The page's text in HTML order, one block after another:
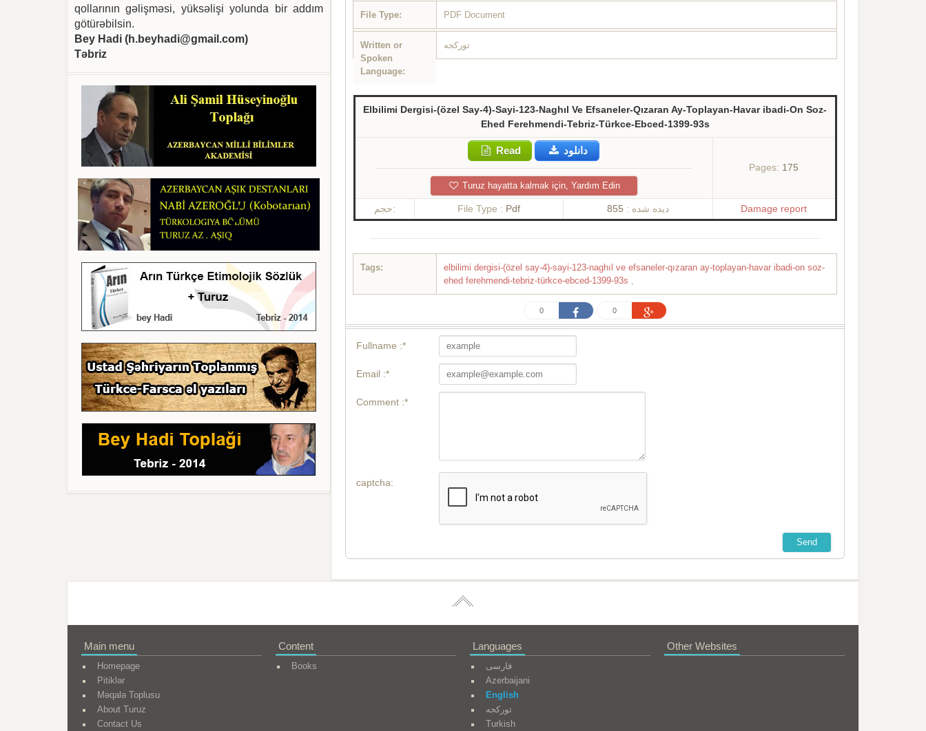
File Type: PDF Document
Written or
Spoken
Language:
تورکجه
Elbilimi Dergisi-(özel Say-4)-Sayi-123-Naghıl Ve Efsaneler-Qızaran Ay-Toplayan-Havar ibadi-On Soz-
Ehed Ferehmendi-Tebriz-Türkce-Ebced-1399-93s
Read دانلود
Turuz hayatta kalmak için, Yardım Edin
Pages: 175
حجم: File Type : Pdf دیده شده : 855 Damage report
Tags:
elbilimi dergisi-(özel say-4)-sayi-123-naghıl ve efsaneler-qızaran ay-toplayan-havar ibadi-on soz-
ehed ferehmendi-tebriz-türkce-ebced-1399-93s ,
0 0
Fullname :*
Email :*
Comment :*
captcha:
qollarının gəlişməsi, yüksəlişi yolunda bir addım
götürəbilsin.
Bey Hadi (h.beyhadi@gmail.com)
Təbriz
Other Websites
Languages
فارسی
Azerbaijani
English
تورکجه
Turkish
Content
Books
Main menu
Homepage
Pitiklər
Məqalə Toplusu
About Turuz
Contact Us